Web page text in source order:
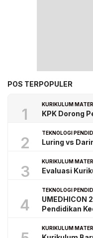
POS TERPOPULER
1
KURIKULUM
KPK Dorong
2
TEKNOLOGI
Luring vs
3
KURIKULUM
Evaluasi
4
TEKNOLOGI
UMEDHICON
Pendidikan
KURIKULUM